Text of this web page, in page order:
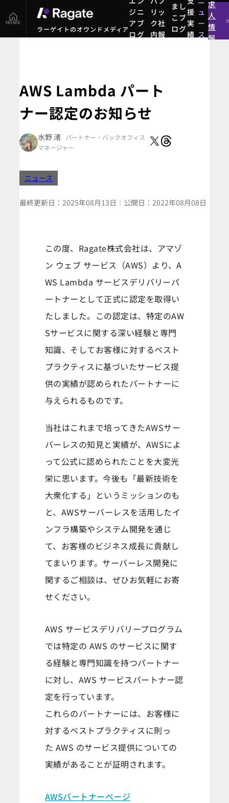
HOME
ラーゲイトのオウンドメディア
ジニ
アブ
ログ
リッ
ク社
内報
まし
こブ
ログ
まし
援
実
績
ュ
ー
ス
求
人
情
報
AWS Lambda パート
ナー認定のお知らせ
水野 渚 パートナー ・バックオフィス
マネージャー
ニュース
最終更新日： 2025年08月13日 ｜ 公開日： 2022年08月08日
この度、Ragate株式会社は、アマゾ
ン ウェブ サービス（AWS）より、A
WS Lambda サービスデリバリーパ
ートナーとして正式に認定を取得い
たしました。この認定は、特定のAW
Sサービスに関する深い経験と専門
知識、そしてお客様に対するベスト
プラクティスに基づいたサービス提
供の実績が認められたパートナーに
与えられるものです。
当社はこれまで培ってきたAWSサー
バーレスの知見と実績が、AWSによ
って公式に認められたことを大変光
栄に思います。今後も「最新技術を
大衆化する」というミッションのも
と、AWSサーバーレスを活用したイ
ンフラ構築やシステム開発を通じ
て、お客様のビジネス成長に貢献し
てまいります。サーバーレス開発に
関するご相談は、ぜひお気軽にお寄
せください。
AWS サービスデリバリープログラム
では特定の AWS のサービスに関す
る経験と専門知識を持つパートナー
に対し、AWS サービスパートナー認
定を行っています。
これらのパートナーには、お客様に
対するベストプラクティスに則っ
た AWS のサービス提供についての
実績があることが証明されます。
AWSパートナーページ